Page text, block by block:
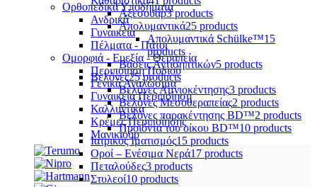
Ορθοπεδικά Υποδήματα
Ανδρικά
Γυναικεία
Πέλματα - Πάτοι
Ομορφιά - Ευεξία - Θεραπεία
Περιποίηση Ποδιού
Γενικά Αναλώσιμα
Γυναικεία Περιποίηση
Καλλυντικά
Κρέμες Περιποίησης
Μανικιούρ
Αξεσουάρ3 products
Απολυμαντικά25 products
Απολυμαντικά Schülke™15
products
Βάσεις Αντισηπτικών5 products
Βελόνες25 products
Βελόνες Αμνιοκέντησης3 products
Βελόνες Μεσοθεραπείας2 products
Βελόνες παρακέντησης BD™2 products
Προϊόντα του οίκου BD™10 products
Ιατρικός Ιματισμός15 products
Οροί – Ενέσιμα Νερά17 products
Πεταλούδες3 products
Στυλεοί10 products